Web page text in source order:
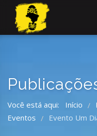
Você está aqui: Início /
Eventos / Evento Um